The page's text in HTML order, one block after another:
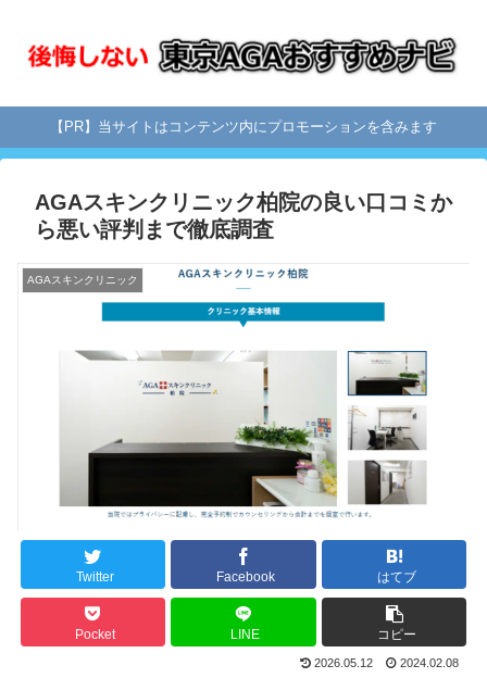
【PR】当サイトはコンテンツ内にプロモーションを含みます
AGAスキンクリニック柏院の良い口コミか
ら悪い評判まで徹底調査
AGAスキンクリニック
Twitter Facebook はてブ
Pocket LINE コピー
2026.05.12 2024.02.08